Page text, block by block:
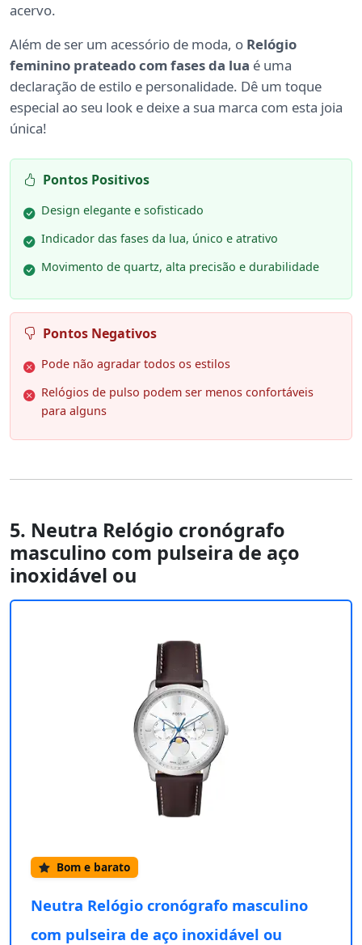
acervo.
Além de ser um acessório de moda, o Relógio
feminino prateado com fases da lua é uma
declaração de estilo e personalidade. Dê um toque
especial ao seu look e deixe a sua marca com esta joia
única!
Pontos Positivos
Design elegante e sofisticado
Indicador das fases da lua, único e atrativo
Movimento de quartz, alta precisão e durabilidade
Pontos Negativos
Pode não agradar todos os estilos
Relógios de pulso podem ser menos confortáveis
para alguns
5. Neutra Relógio cronógrafo
masculino com pulseira de aço
inoxidável ou
Bom e barato
Neutra Relógio cronógrafo masculino
com pulseira de aço inoxidável ou